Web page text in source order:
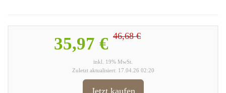
35,97 € 46,68 €
inkl. 19% MwSt.
Zuletzt aktualisiert: 17.04.26 02:20